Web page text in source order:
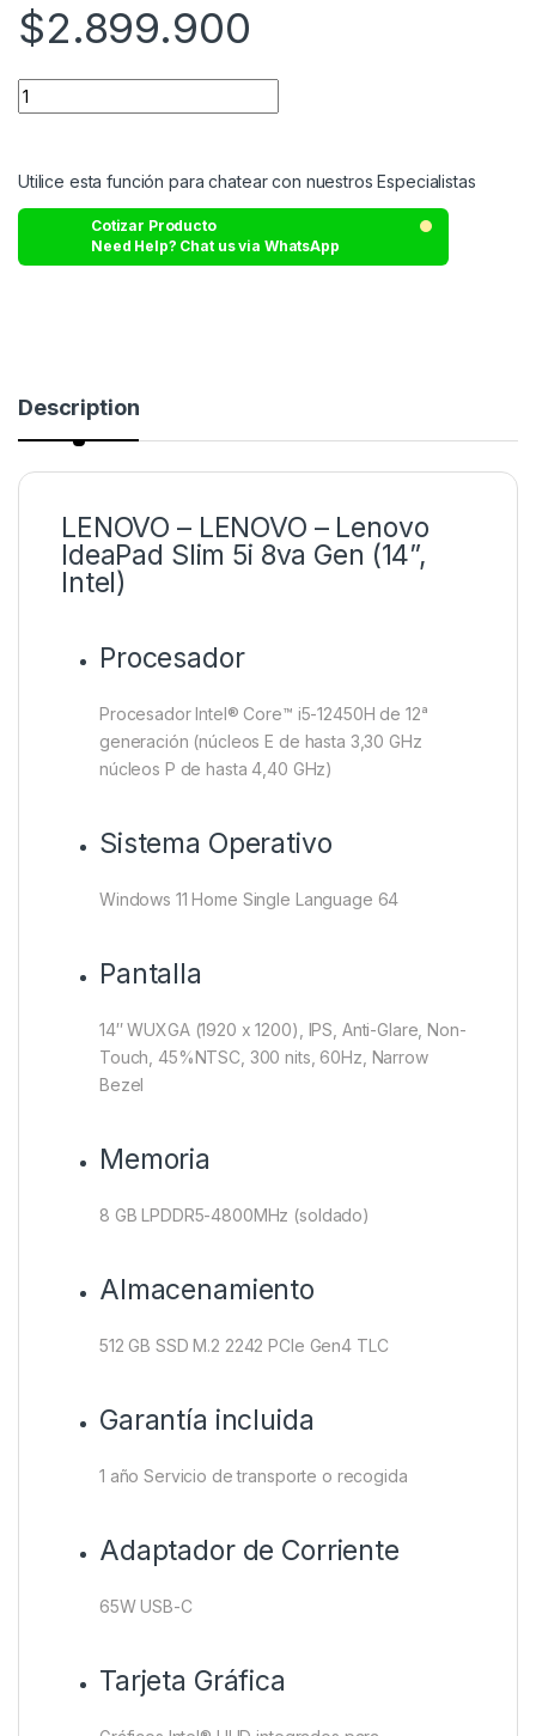
$2.899.900
Utilice esta función para chatear con nuestros Especialistas
Cotizar Producto
Need Help? Chat us via WhatsApp
Description
LENOVO – LENOVO – Lenovo
IdeaPad Slim 5i 8va Gen (14”,
Intel)
Procesador
Procesador Intel® Core™ i5-12450H de 12ᵃ
generación (núcleos E de hasta 3,30 GHz
núcleos P de hasta 4,40 GHz)
Sistema Operativo
Windows 11 Home Single Language 64
Pantalla
14″ WUXGA (1920 x 1200), IPS, Anti-Glare, Non-
Touch, 45%NTSC, 300 nits, 60Hz, Narrow
Bezel
Memoria
8 GB LPDDR5-4800MHz (soldado)
Almacenamiento
512 GB SSD M.2 2242 PCIe Gen4 TLC
Garantía incluida
1 año Servicio de transporte o recogida
Adaptador de Corriente
65W USB-C
Tarjeta Gráfica